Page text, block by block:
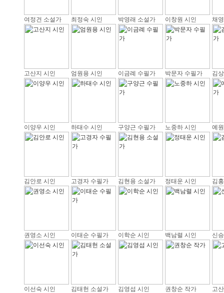
여정건 소설가 최정숙 시인 박영래 소설가 이창원 시인 채
고산지 시인 엄원용 시인 이금례 수필가 박문자 수필가 김
이양우 시인 하태수 시인 구양근 수필가 노중하 시인 예
김안로 시인 고경자 수필가 김현용 소설가 정태운 시인 김
권영소 시인 이태순 수필가 이학순 시인 백남렬 시인 신
이선숙 시인 김태헌 소설가 김영섭 시인 권창순 작가 고